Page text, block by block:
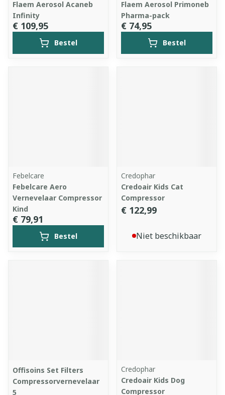
Flaem Aerosol Acaneb
Infinity
€ 109,95
Bestel
Flaem Aerosol Primoneb
Pharma-pack
€ 74,95
Bestel
Febelcare
Febelcare Aero
Vernevelaar Compressor
Kind
€ 79,91
Bestel
Credophar
Credoair Kids Cat
Compressor
€ 122,99
Niet beschikbaar
Offisoins Set Filters
Compressorvernevelaar
5
Credophar
Credoair Kids Dog
Compressor